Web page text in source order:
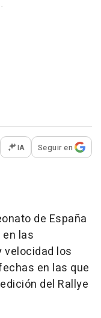
opciones para
IA Seguir en
de España
las
los
en las que
del Rallye